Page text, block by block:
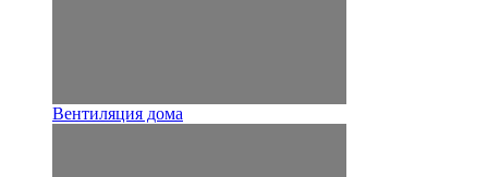
Вентиляция дома